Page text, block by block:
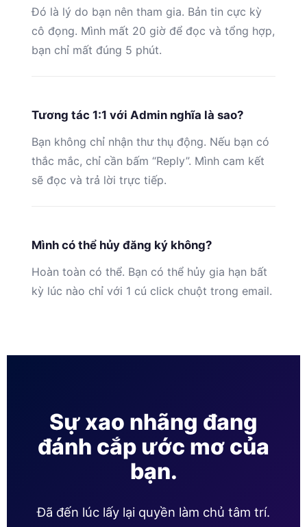
Đó là lý do bạn nên tham gia. Bản tin cực kỳ
cô đọng. Mình mất 20 giờ để đọc và tổng hợp,
bạn chỉ mất đúng 5 phút.
Tương tác 1:1 với Admin nghĩa là sao?
Bạn không chỉ nhận thư thụ động. Nếu bạn có
thắc mắc, chỉ cần bấm “Reply”. Mình cam kết
sẽ đọc và trả lời trực tiếp.
Mình có thể hủy đăng ký không?
Hoàn toàn có thể. Bạn có thể hủy gia hạn bất
kỳ lúc nào chỉ với 1 cú click chuột trong email.
Sự xao nhãng đang
đánh cắp ước mơ của
bạn.
Đã đến lúc lấy lại quyền làm chủ tâm trí.